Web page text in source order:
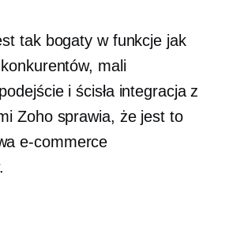
tak bogaty w funkcje jak
mali
i ścisła integracja z
Zoho sprawia, że ​​jest to
e-commerce